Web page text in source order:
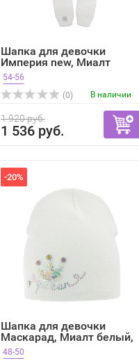
Шапка для девочки
Империя new, Миалт
белый,...
54-56
(0)
В наличии
1 920 руб.
1 536 руб.
-20%
Шапка для девочки
Маскарад, Миалт белый,
ве...
48-50